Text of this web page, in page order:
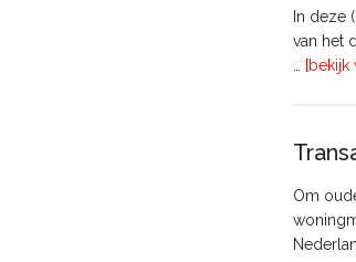
In deze
van het
[bekijk
Om